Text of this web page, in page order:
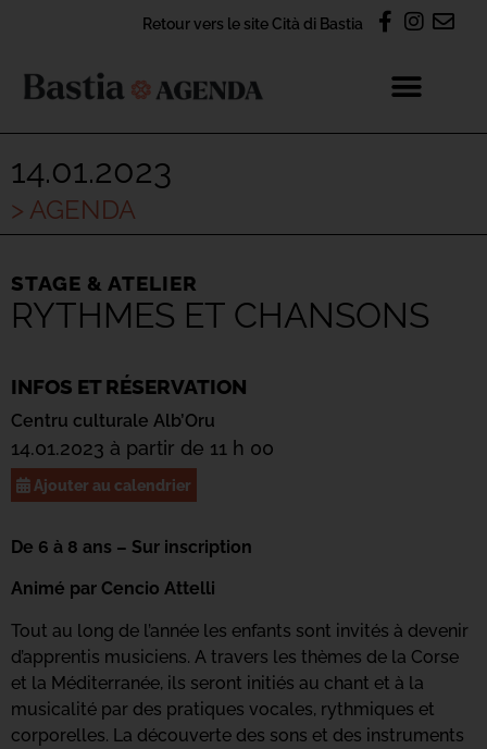
Retour vers le site Cità di Bastia
14.01.2023
> AGENDA
STAGE & ATELIER
RYTHMES ET CHANSONS
INFOS ET RÉSERVATION
Centru culturale Alb’Oru
14.01.2023 à partir de 11 h 00
Ajouter au calendrier
De 6 à 8 ans – Sur inscription
Animé par Cencio Attelli
Tout au long de l’année les enfants sont invités à devenir
d’apprentis musiciens. A travers les thèmes de la Corse
et la Méditerranée, ils seront initiés au chant et à la
musicalité par des pratiques vocales, rythmiques et
corporelles. La découverte des sons et des instruments